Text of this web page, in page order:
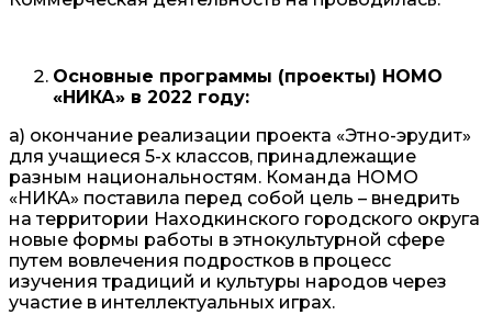
Основные программы (проекты) НОМО
«НИКА» в 2022 году:
а) окончание реализации проекта «Этно-эрудит»
для учащиеся 5-х классов, принадлежащие
разным национальностям. Команда НОМО
«НИКА» поставила перед собой цель – внедрить
на территории Находкинского городского округа
новые формы работы в этнокультурной сфере
путем вовлечения подростков в процесс
изучения традиций и культуры народов через
участие в интеллектуальных играх.